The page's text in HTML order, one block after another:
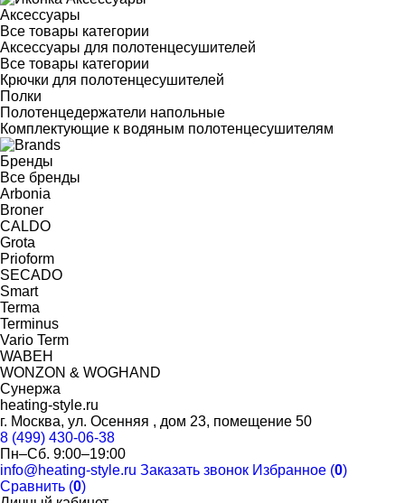
Аксессуары
Все товары категории
Аксессуары для полотенцесушителей
Все товары категории
Крючки для полотенцесушителей
Полки
Полотенцедержатели напольные
Комплектующие к водяным полотенцесушителям
Бренды
Все бренды
Arbonia
Broner
CALDO
Grota
Prioform
SECADO
Smart
Terma
Terminus
Vario Term
WABEH
WONZON & WOGHAND
Сунержа
heating-style.ru
г. Москва, ул. Осенняя , дом 23, помещение 50
8 (499) 430-06-38
Пн–Сб. 9:00–19:00
info@heating-style.ru Заказать звонок Избранное (0)
Сравнить (0)